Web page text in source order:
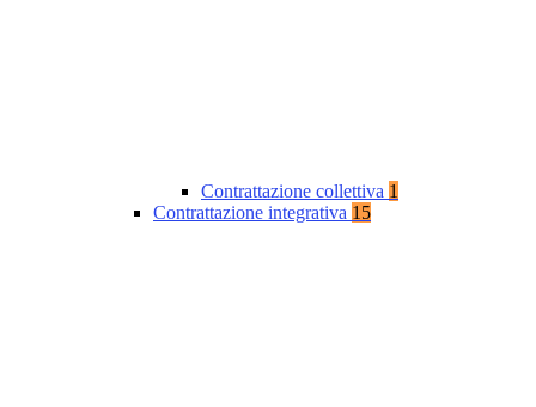
Contrattazione collettiva 1
Contrattazione integrativa 15